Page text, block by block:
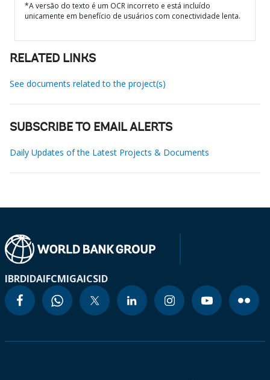
*A versão do texto é um OCR incorreto e está incluído
unicamente em benefício de usuários com conectividade lenta.
RELATED LINKS
See documents related to the project(s)
SUBSCRIBE TO EMAIL ALERTS
Daily Updates of the Latest Projects & Documents
IBRDIDAIFCMIGAICSID